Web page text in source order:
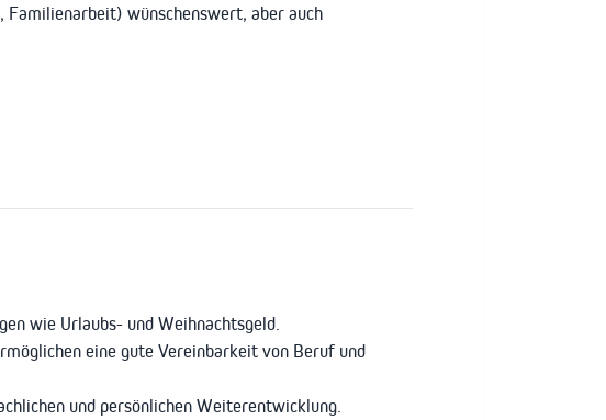
Familienarbeit) wünschenswert, aber auch
wie Urlaubs- und Weihnachtsgeld.
eine gute Vereinbarkeit von Beruf und
und persönlichen Weiterentwicklung.